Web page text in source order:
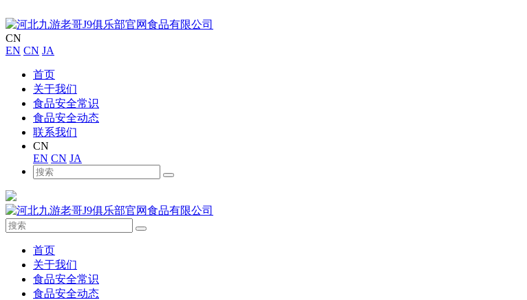
CN
EN CN JA
首页
关于我们
食品安全常识
食品安全动态
联系我们
CN
EN CN JA
首页
关于我们
食品安全常识
食品安全动态